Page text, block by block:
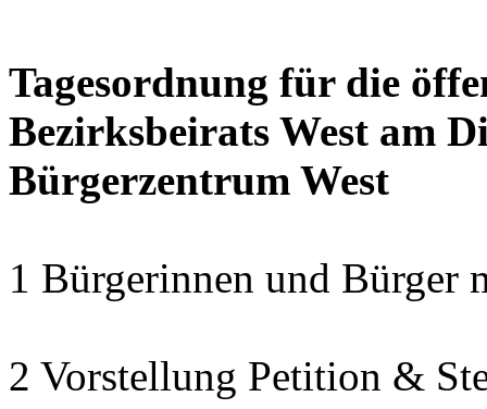
Tagesordnung für die
Bezirksbeirats West am
Bürgerzentrum West
1 Bürgerinnen und Bürger
2 Vorstellung Petition &